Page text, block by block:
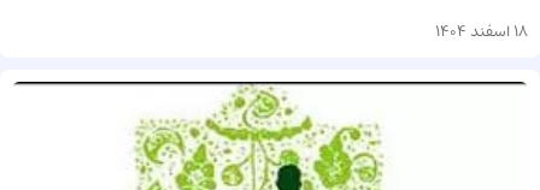
18 اسفند 1404